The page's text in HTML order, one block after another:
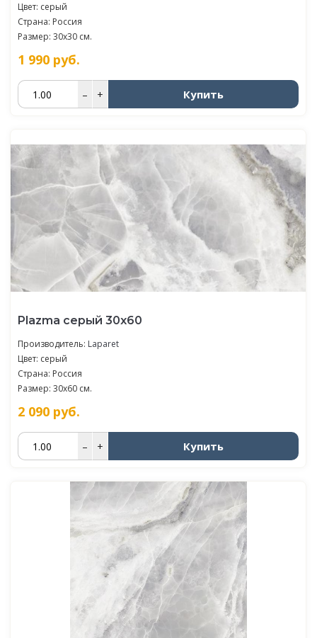
Цвет: серый
Страна: Россия
Размер: 30x30 см.
1 990 руб.
– + Купить
Plazma серый 30х60
Производитель: Laparet
Цвет: серый
Страна: Россия
Размер: 30x60 см.
2 090 руб.
– + Купить